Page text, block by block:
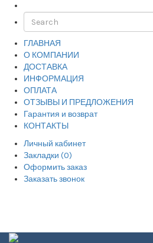
ГЛАВНАЯ
О КОМПАНИИ
ДОСТАВКА
ИНФОРМАЦИЯ
ОПЛАТА
ОТЗЫВЫ И ПРЕДЛОЖЕНИЯ
Гарантия и возврат
КОНТАКТЫ
Личный кабинет
Закладки (0)
Оформить заказ
Заказать звонок